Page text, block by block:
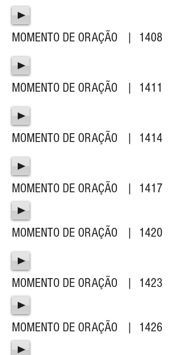
MOMENTO DE ORAÇÃO | 1408
MOMENTO DE ORAÇÃO | 1411
MOMENTO DE ORAÇÃO | 1414
MOMENTO DE ORAÇÃO | 1417
MOMENTO DE ORAÇÃO | 1420
MOMENTO DE ORAÇÃO | 1423
MOMENTO DE ORAÇÃO | 1426